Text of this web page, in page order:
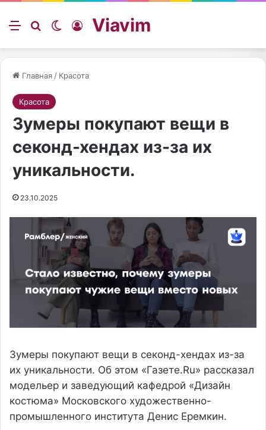
Меню ИскатьSwitch skin
Войти
Viavim
Главная / Красота
Красота
Зумеры покупают вещи в
секонд-хендах из-за их
уникальности.
23.10.2025
Зумеры покупают вещи в секонд-хендах из-за
их уникальности. Об этом «Газете.Ru» рассказал
модельер и заведующий кафедрой «Дизайн
костюма» Московского художественно-
промышленного института Денис Еремкин.